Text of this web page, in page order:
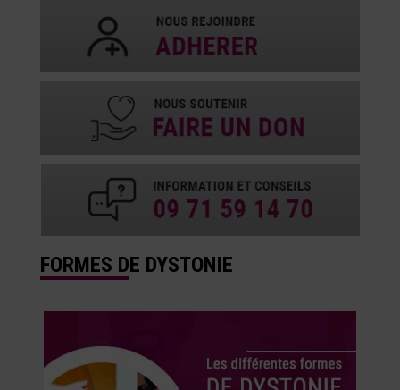
FORMES DE DYSTONIE